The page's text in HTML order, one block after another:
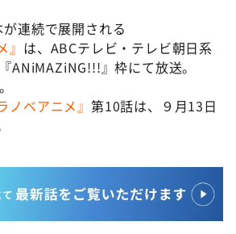
連続で展開される
は、ABCテレビ・テレビ朝日系
ANiMAZiNG!!!』枠にて放送。
ノベアニメ』第10話は、９月13日